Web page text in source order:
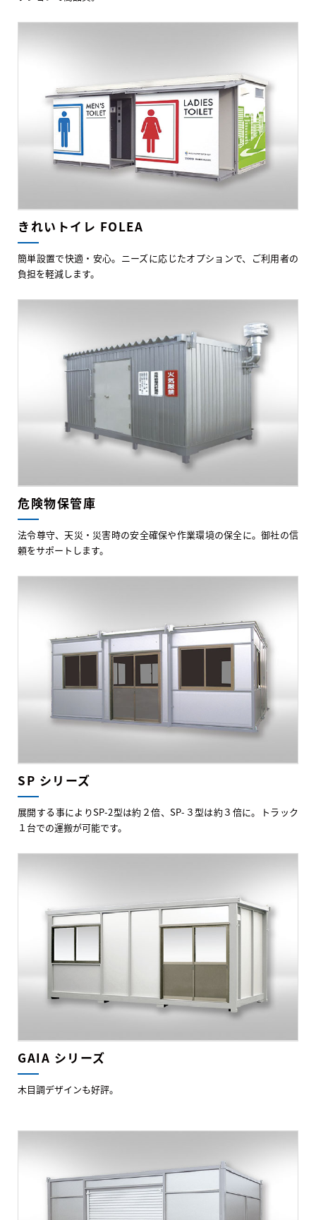
きれいトイレ FOLEA
簡単設置で快適・安心。ニーズに応じたオプションで、ご利用者の
負担を軽減します。
危険物保管庫
法令尊守、天災・災害時の安全確保や作業環境の保全に。御社の信
頼をサポートします。
SP シリーズ
展開する事によりSP-2型は約２倍、SP-３型は約３倍に。トラック
１台での運搬が可能です。
GAIA シリーズ
木目調デザインも好評。